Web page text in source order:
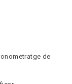
de